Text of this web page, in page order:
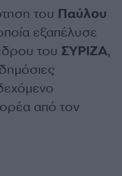
του Παύλου
εξαπέλυσε
του ΣΥΡΙΖΑ,
από τον